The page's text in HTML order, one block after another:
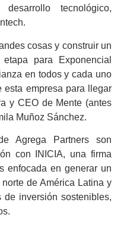
tecnológico,
cosas y construir un
para Exponencial
en todos y cada uno
esta empresa para llegar
y CEO de Mente (antes
Muñoz Sánchez.
Agrega Partners son
con INICIA, una firma
enfocada en generar un
de América Latina y
inversión sostenibles,